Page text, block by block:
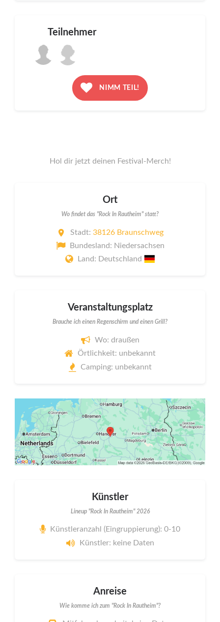
Teilnehmer
NIMM TEIL!
Hol dir jetzt deinen Festival-Merch!
Ort
Wo findet das "Rock In Rautheim" statt?
Stadt: 38126 Braunschweg
Bundesland: Niedersachsen
Land: Deutschland
Veranstaltungsplatz
Brauche ich einen Regenschirm und einen Grill?
Wo: draußen
Örtlichkeit: unbekannt
Camping: unbekannt
Künstler
Lineup "Rock In Rautheim" 2026
Künstleranzahl (Eingruppierung): 0-10
Künstler: keine Daten
Anreise
Wie komme ich zum "Rock In Rautheim"?